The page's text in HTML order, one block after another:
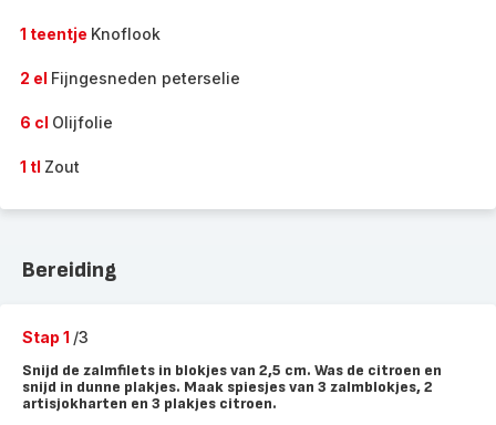
1 teentje Knoflook
2 el Fijngesneden peterselie
6 cl Olijfolie
1 tl Zout
Bereiding
Stap 1 /3
Snijd de zalmfilets in blokjes van 2,5 cm. Was de citroen en
snijd in dunne plakjes. Maak spiesjes van 3 zalmblokjes, 2
artisjokharten en 3 plakjes citroen.